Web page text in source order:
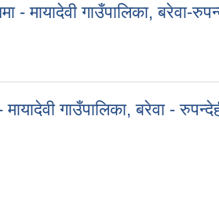
- मायादेवी गाउँपालिका, बरेवा-
गाउँपालिका, बरेवा -